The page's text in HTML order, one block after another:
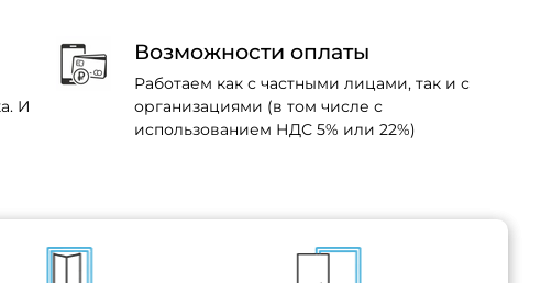
И
Возможности оплаты
Работаем как с частными лицами, так и с
организациями (в том числе с
использованием НДС 5% или 22%)